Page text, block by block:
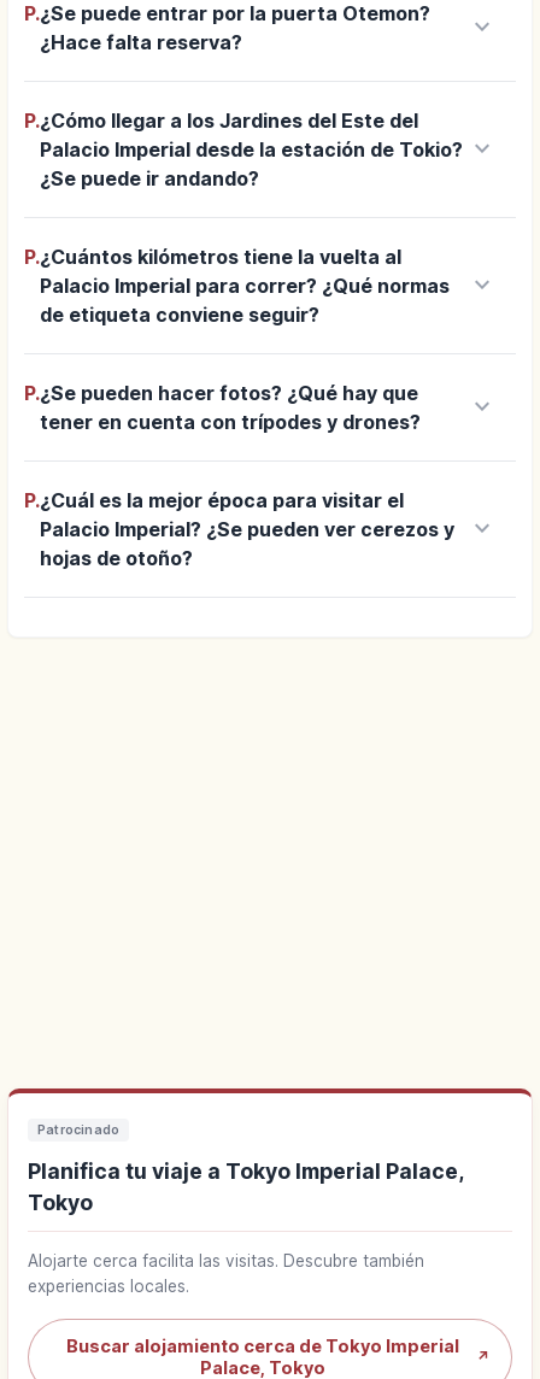
P.¿Se puede entrar por la puerta Otemon?
¿Hace falta reserva?
keyboard_arrow_down
P.¿Cómo llegar a los Jardines del Este del
Palacio Imperial desde la estación de Tokio?
¿Se puede ir andando?
keyboard_arrow_down
P.¿Cuántos kilómetros tiene la vuelta al
Palacio Imperial para correr? ¿Qué normas
de etiqueta conviene seguir?
keyboard_arrow_down
P.¿Se pueden hacer fotos? ¿Qué hay que
tener en cuenta con trípodes y drones?
keyboard_arrow_down
P.¿Cuál es la mejor época para visitar el
Palacio Imperial? ¿Se pueden ver cerezos y
hojas de otoño?
keyboard_arrow_down
Patrocinado
Planifica tu viaje a Tokyo Imperial Palace,
Tokyo
Alojarte cerca facilita las visitas. Descubre también
experiencias locales.
Buscar alojamiento cerca de Tokyo Imperial
Palace, Tokyo
↗